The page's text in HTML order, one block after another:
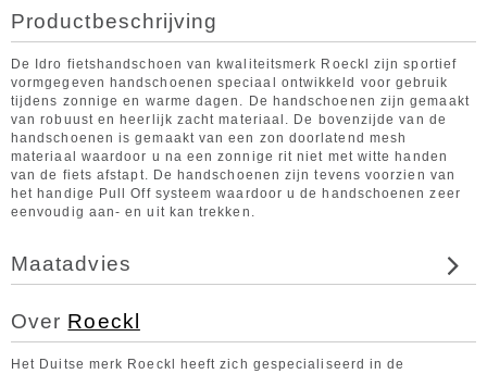
Productbeschrijving
De Idro fietshandschoen van kwaliteitsmerk Roeckl zijn sportief
vormgegeven handschoenen speciaal ontwikkeld voor gebruik
tijdens zonnige en warme dagen. De handschoenen zijn gemaakt
van robuust en heerlijk zacht materiaal. De bovenzijde van de
handschoenen is gemaakt van een zon doorlatend mesh
materiaal waardoor u na een zonnige rit niet met witte handen
van de fiets afstapt. De handschoenen zijn tevens voorzien van
het handige Pull Off systeem waardoor u de handschoenen zeer
eenvoudig aan- en uit kan trekken.
Maatadvies
Over Roeckl
Het Duitse merk Roeckl heeft zich gespecialiseerd in de